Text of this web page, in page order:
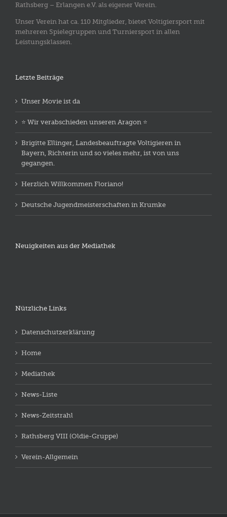
Rathsberg – Erlangen e.V. als eigener Verein.
Unser Verein hat ca. 110 Mitglieder, bietet Voltigiersport mit
mehreren Spielegruppen und Turniersport in allen
Leistungsklassen.
Letzte Beiträge
Unser Movie ist da
⭐️ Wir verabschieden unseren Aragon ⭐️
Brigitte Ellinger, Landesbeauftragte Voltigieren in
Bayern, Richterin und so vieles mehr, ist von uns
gegangen.
Herzlich Willkommen Floriano!
Deutsche Jugendmeisterschaften in Krumke
Neuigkeiten aus der Mediathek
Nützliche Links
Datenschutzerklärung
Home
Mediathek
News-Liste
News-Zeitstrahl
Rathsberg VIII (Oldie-Gruppe)
Verein-Allgemein